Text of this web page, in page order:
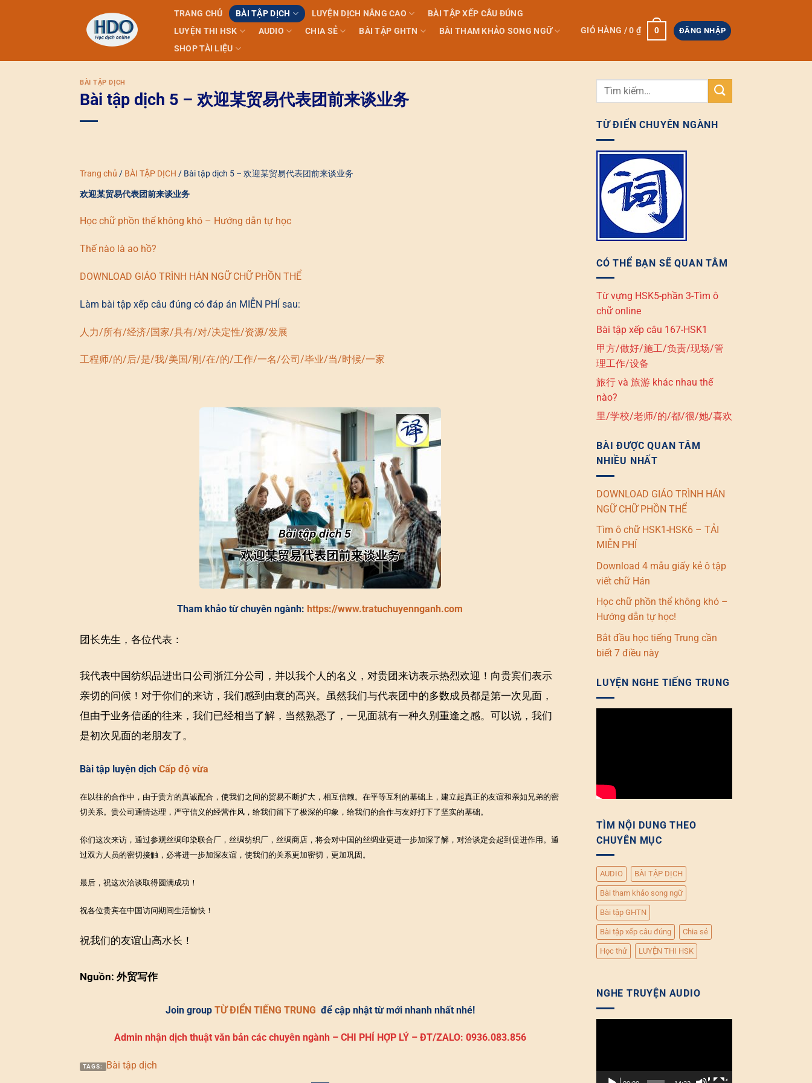
TRANG CHỦ BÀI TẬP DỊCH LUYỆN DỊCH NÂNG CAO
BÀI TẬP XẾP CÂU ĐÚNG
LUYỆN THI HSK
AUDIO CHIA SẺ BÀI TẬP GHTN
BÀI THAM KHẢO SONG NGỮ
SHOP TÀI LIỆU
GIỎ HÀNG /0 ₫ 0 ĐĂNG NHẬP
BÀI TẬP DỊCH
Bài tập dịch 5 – 欢迎某贸易代表团前来谈业务
Trang chủ / BÀI TẬP DỊCH / Bài tập dịch 5 – 欢迎某贸易代表团前来谈业务
欢迎某贸易代表团前来谈业务
Học chữ phồn thể không khó – Hướng dẫn tự học
Thế nào là ao hồ?
DOWNLOAD GIÁO TRÌNH HÁN NGỮ CHỮ PHỒN THỂ
Làm bài tập xếp câu đúng có đáp án MIỄN PHÍ sau:
人力/所有/经济/国家/具有/对/决定性/资源/发展
工程师/的/后/是/我/美国/刚/在/的/工作/一名/公司/毕业/当/时候/一家
Tham khảo từ chuyên ngành: https://www.tratuchuyennganh.com
团长先生，各位代表：
我代表中国纺织品进出口公司浙江分公司，并以我个人的名义，对贵团来访表示热烈欢迎！向贵宾们表示
亲切的问候！对于你们的来访，我们感到由衰的高兴。虽然我们与代表团中的多数成员都是第一次见面，
但由于业务信函的往来，我们已经相当了解，当然熟悉了，一见面就有一种久别重逢之感。可以说，我们
是初次见面的老朋友了。
Bài tập luyện dịch Cấp độ vừa
在以往的合作中，由于贵方的真诚配合，使我们之间的贸易不断扩大，相互信赖。在平等互利的基础上，建立起真正的友谊和亲如兄弟的密
切关系。贵公司通情达理，严守信义的经营作风，给我们留下了极深的印象，给我们的合作与友好打下了坚实的基础。
你们这次来访，通过参观丝绸印染联合厂，丝绸纺织厂，丝绸商店，将会对中国的丝绸业更进一步加深了解，对洽谈定会起到促进作用。通
过双方人员的密切接触，必将进一步加深友谊，使我们的关系更加密切，更加巩固。
最后，祝这次洽谈取得圆满成功！
祝各位贵宾在中国访问期间生活愉快！
祝我们的友谊山高水长！
Nguồn: 外贸写作
Join group TỪ ĐIỂN TIẾNG TRUNG để cập nhật từ mới nhanh nhất nhé!
Admin nhận dịch thuật văn bản các chuyên ngành – CHI PHÍ HỢP LÝ – ĐT/ZALO: 0936.083.856
TAGS: Bài tập dịch
TỪ ĐIỂN CHUYÊN NGÀNH
CÓ THỂ BẠN SẼ QUAN TÂM
Từ vựng HSK5-phần 3-Tìm ô
chữ online
Bài tập xếp câu 167-HSK1
甲方/做好/施工/负责/现场/管
理工作/设备
旅行 và 旅游 khác nhau thế
nào?
里/学校/老师/的/都/很/她/喜欢
BÀI ĐƯỢC QUAN TÂM
NHIỀU NHẤT
DOWNLOAD GIÁO TRÌNH HÁN
NGỮ CHỮ PHỒN THỂ
Tìm ô chữ HSK1-HSK6 – TẢI
MIỄN PHÍ
Download 4 mẫu giấy kẻ ô tập
viết chữ Hán
Học chữ phồn thể không khó –
Hướng dẫn tự học!
Bắt đầu học tiếng Trung cần
biết 7 điều này
LUYỆN NGHE TIẾNG TRUNG
TÌM NỘI DUNG THEO
CHUYÊN MỤC
AUDIO BÀI TẬP DỊCH
Bài tham khảo song ngữ
Bài tập GHTN
Bài tập xếp câu đúng Chia sẻ
Học thử LUYỆN THI HSK
NGHE TRUYỆN AUDIO